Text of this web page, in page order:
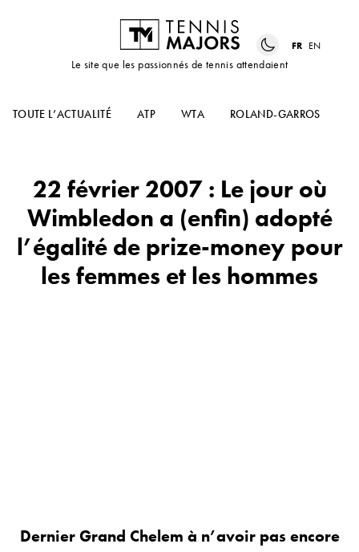
Le site que les passionnés de tennis attendaient
FR EN
TOUTE L’ACTUALITÉ ATP WTA ROLAND-GARROS
22 février 2007 : Le jour où
Wimbledon a (enfin) adopté
l’égalité de prize-money pour
les femmes et les hommes
Dernier Grand Chelem à n’avoir pas encore